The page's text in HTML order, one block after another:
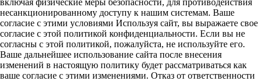
включая физические меры безопасности, для противодействия
несанкционированному доступу к нашим системам. Ваше
согласие с этими условиями Используя сайт, вы выражаете свое
согласие с этой политикой конфиденциальности. Если вы не
согласны с этой политикой, пожалуйста, не используйте его.
Ваше дальнейшее использование сайта после внесения
изменений в настоящую политику будет рассматриваться как
ваше согласие с этими изменениями. Отказ от ответственности